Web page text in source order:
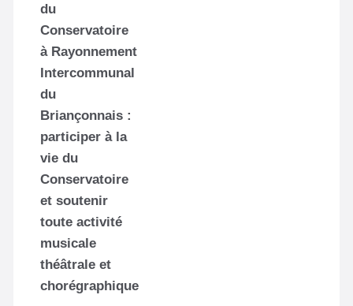
du
Conservatoire
à Rayonnement
Intercommunal
du
Briançonnais :
participer à la
vie du
Conservatoire
et soutenir
toute activité
musicale
théâtrale et
chorégraphique